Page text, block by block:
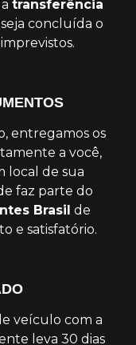
transferência
concluída o
entregamos os
a você,
local de sua
faz parte do
Brasil de
e satisfatório.
veículo com a
leva 30 dias